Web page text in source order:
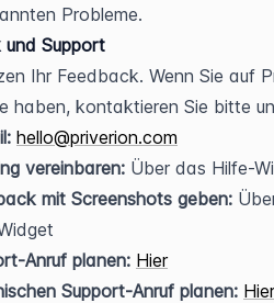
Probleme.
und Support
Ihr Feedback. Wenn Sie auf
haben, kontaktieren Sie bitte
hello@priverion.com
vereinbaren: Über das Hilfe-
mit Screenshots geben:
Anruf planen: Hier
Support-Anruf planen: Hier